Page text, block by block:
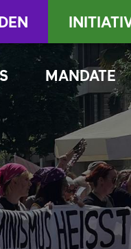
MANDATE